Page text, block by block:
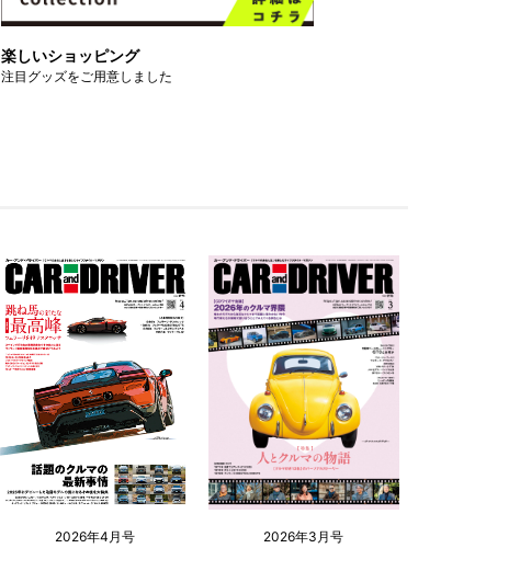
楽しいショッピング
注目グッズをご用意しました
2026年4月号 2026年3月号